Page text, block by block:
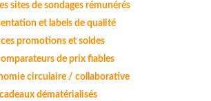
sites de sondages rémunérés
et labels de qualité
promotions et soldes
de prix fiables
circulaire / collaborative
dématérialisés